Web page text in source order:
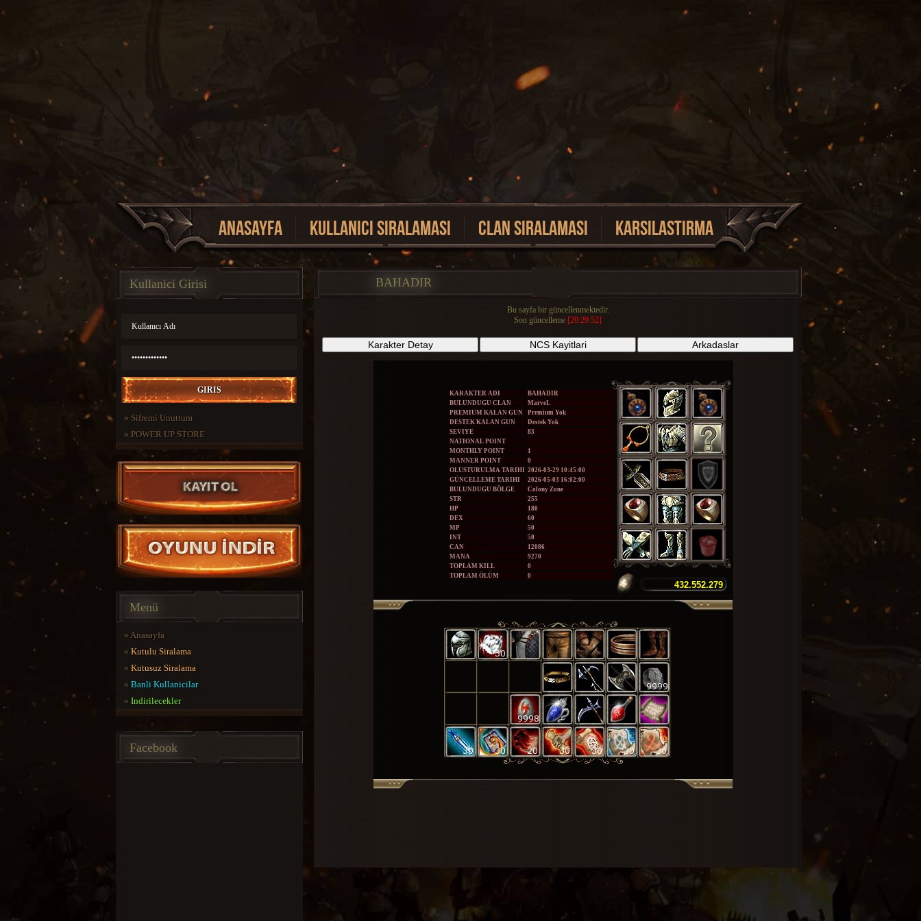
Anasayfa Kullanici Siralamasi Clan Siralamasi Karsilastirma
Event Listesi
Kullanici Girisi
» Sifremi Unuttum
» POWER UP STORE
Menü
» Anasayfa
» Kutulu Siralama
» Kutusuz Siralama
» Banli Kullanicilar
» Indirilecekler
Facebook
BAHADIR
Bu sayfa bir güncellenmektedir.
Son güncelleme [20:29:52]
Karakter Detay NCS Kayitlari Arkadaslar